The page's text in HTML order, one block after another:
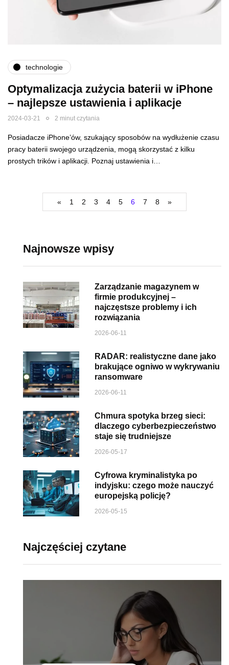
technologie
Optymalizacja zużycia baterii w iPhone
– najlepsze ustawienia i aplikacje
2024-03-21 2 minut czytania
Posiadacze iPhone’ów, szukający sposobów na wydłużenie czasu
pracy baterii swojego urządzenia, mogą skorzystać z kilku
prostych trików i aplikacji. Poznaj ustawienia i…
« 1 2 3 4 5 6 7 8 »
Najnowsze wpisy
Zarządzanie magazynem w
firmie produkcyjnej –
najczęstsze problemy i ich
rozwiązania
2026-06-11
RADAR: realistyczne dane jako
brakujące ogniwo w wykrywaniu
ransomware
2026-06-11
Chmura spotyka brzeg sieci:
dlaczego cyberbezpieczeństwo
staje się trudniejsze
2026-05-17
Cyfrowa kryminalistyka po
indyjsku: czego może nauczyć
europejską policję?
2026-05-15
Najczęściej czytane